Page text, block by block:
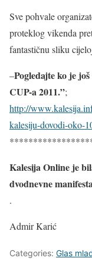
Sve pohvale
proteklog vikenda
fantastičnu sliku
–Pogledajte ko je
CUP-a 2011.”;
http://
kalesiju-dovodi-oko-
Kalesija Online je
dvodnevne
.
Admir Karić
Categories: Glas